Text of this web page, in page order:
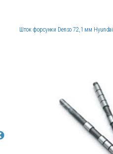
Шток форсунки Denso 72,1 мм Hyundai